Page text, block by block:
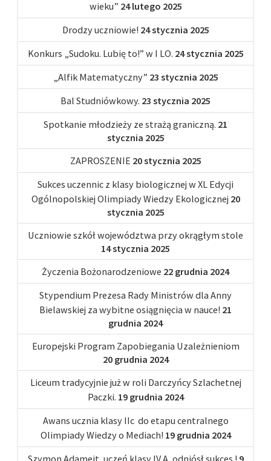
wieku” 24 lutego 2025
Drodzy uczniowie! 24 stycznia 2025
Konkurs „Sudoku. Lubię to!” w I LO. 24 stycznia 2025
„Alfik Matematyczny” 23 stycznia 2025
Bal Studniówkowy. 23 stycznia 2025
Spotkanie młodzieży ze strażą graniczną. 21
stycznia 2025
ZAPROSZENIE 20 stycznia 2025
Sukces uczennic z klasy biologicznej w XL Edycji
Ogólnopolskiej Olimpiady Wiedzy Ekologicznej 20
stycznia 2025
Uczniowie szkół województwa przy okrągłym stole
14 stycznia 2025
Życzenia Bożonarodzeniowe 22 grudnia 2024
Stypendium Prezesa Rady Ministrów dla Anny
Bielawskiej za wybitne osiągnięcia w nauce! 21
grudnia 2024
Europejski Program Zapobiegania Uzależnieniom
20 grudnia 2024
Liceum tradycyjnie już w roli Darczyńcy Szlachetnej
Paczki. 19 grudnia 2024
Awans ucznia klasy IIc do etapu centralnego
Olimpiady Wiedzy o Mediach! 19 grudnia 2024
Szymon Adameit, uczeń klasy IV A, odniósł sukces ! 9